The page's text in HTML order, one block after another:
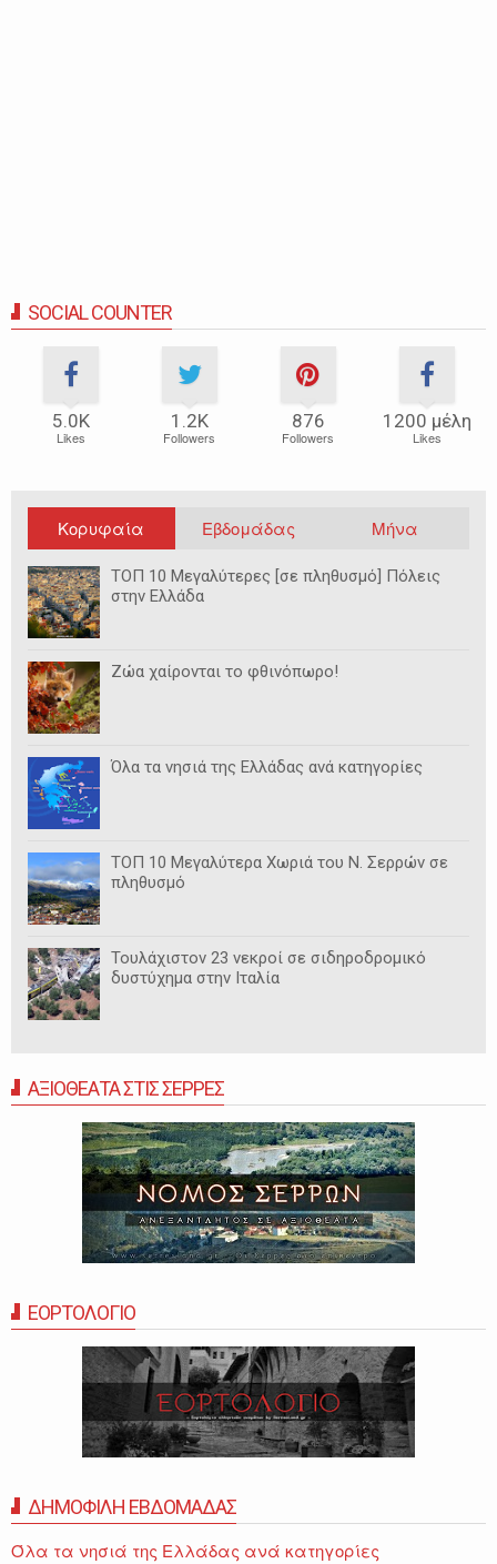
SOCIAL COUNTER
5.0Κ
Likes
1.2Κ
Followers
876
Followers
1200 μέλη
Likes
Κορυφαία Εβδομάδας Μήνα
ΤΟΠ 10 Μεγαλύτερες [σε πληθυσμό] Πόλεις
στην Ελλάδα
Ζώα χαίρονται το φθινόπωρο!
Όλα τα νησιά της Ελλάδας ανά κατηγορίες
ΤΟΠ 10 Μεγαλύτερα Χωριά του Ν. Σερρών σε
πληθυσμό
Τουλάχιστον 23 νεκροί σε σιδηροδρομικό
δυστύχημα στην Ιταλία
ΑΞΙΟΘΕΑΤΑ ΣΤΙΣ ΣΕΡΡΕΣ
ΕΟΡΤΟΛΟΓΙΟ
ΔΗΜΟΦΙΛΗ ΕΒΔΟΜΑΔΑΣ
Όλα τα νησιά της Ελλάδας ανά κατηγορίες